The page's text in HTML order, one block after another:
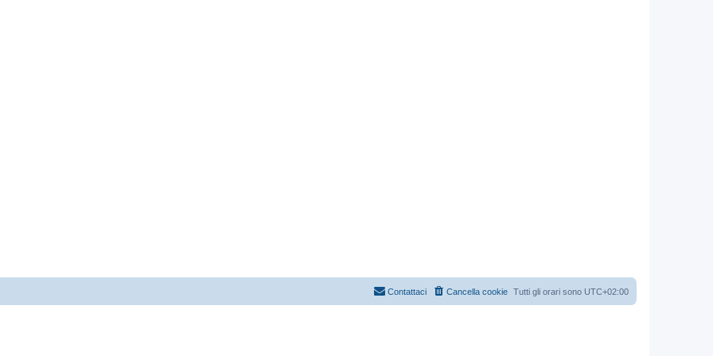
Tutti gli orari sono UTC+02:00
Cancella cookie
Contattaci